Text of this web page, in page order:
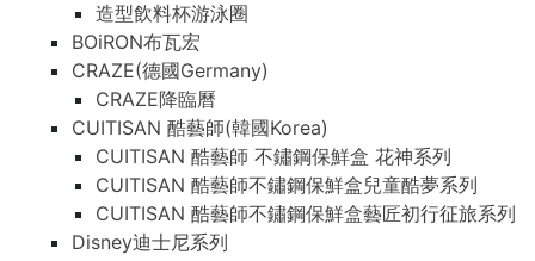
造型飲料杯游泳圈
BOiRON布瓦宏
CRAZE(德國Germany)
CRAZE降臨曆
CUITISAN 酷藝師(韓國Korea)
CUITISAN 酷藝師 不鏽鋼保鮮盒 花神系列
CUITISAN 酷藝師不鏽鋼保鮮盒兒童酷夢系列
CUITISAN 酷藝師不鏽鋼保鮮盒藝匠初行征旅系列
Disney迪士尼系列